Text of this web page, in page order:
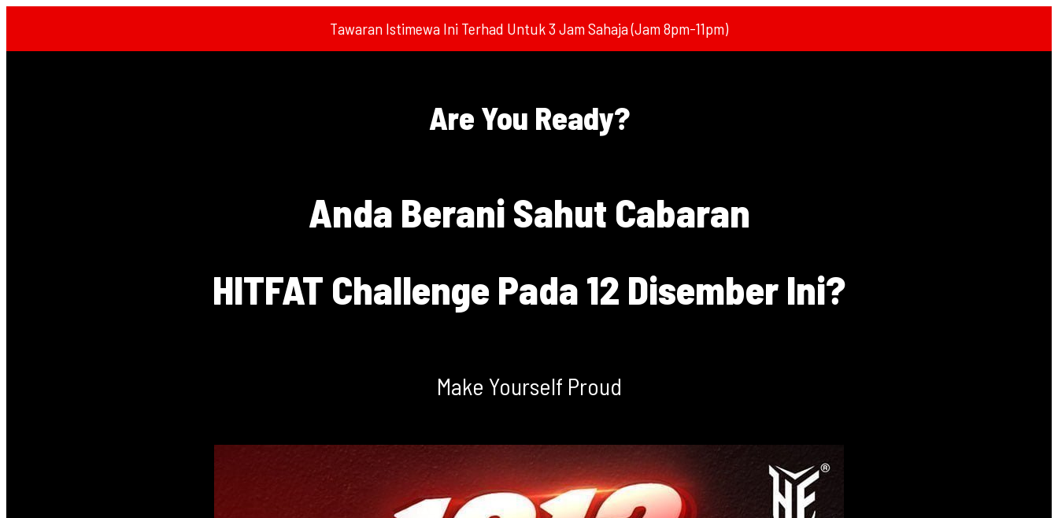
Tawaran Istimewa Ini Terhad Untuk 3 Jam Sahaja (Jam 8pm-11pm)
Are You Ready?
Anda Berani Sahut Cabaran
HITFAT Challenge Pada 12 Disember Ini?
Make Yourself Proud